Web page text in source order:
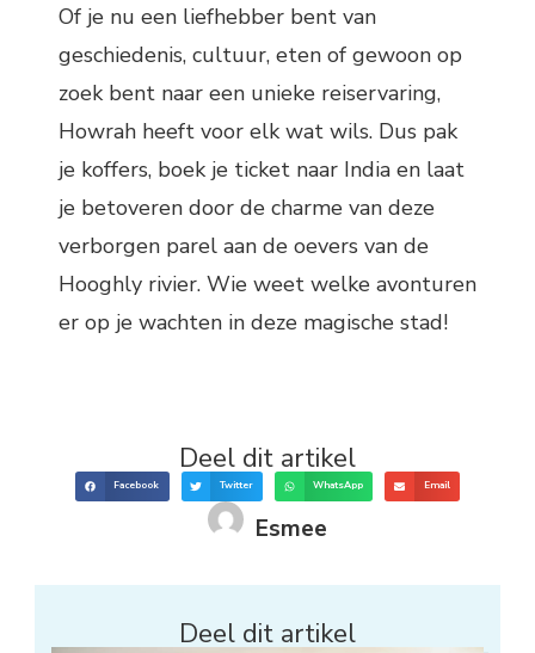
Of je nu een liefhebber bent van
geschiedenis, cultuur, eten of gewoon op
zoek bent naar een unieke reiservaring,
Howrah heeft voor elk wat wils. Dus pak
je koffers, boek je ticket naar India en laat
je betoveren door de charme van deze
verborgen parel aan de oevers van de
Hooghly rivier. Wie weet welke avonturen
er op je wachten in deze magische stad!
Deel dit artikel
Facebook Twitter WhatsApp Email
Esmee
Deel dit artikel